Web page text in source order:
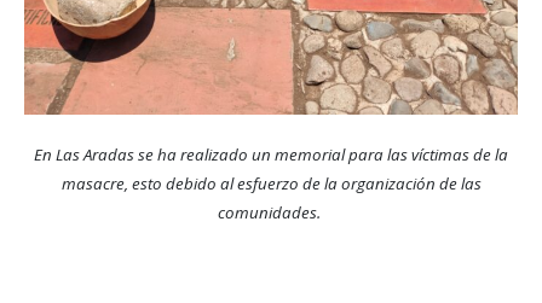
En Las Aradas se ha realizado un memorial para las víctimas de la
masacre, esto debido al esfuerzo de la organización de las
comunidades.